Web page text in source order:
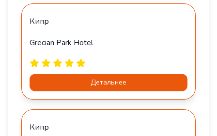
Кипр
Grecian Park Hotel
Детальнее
Кипр